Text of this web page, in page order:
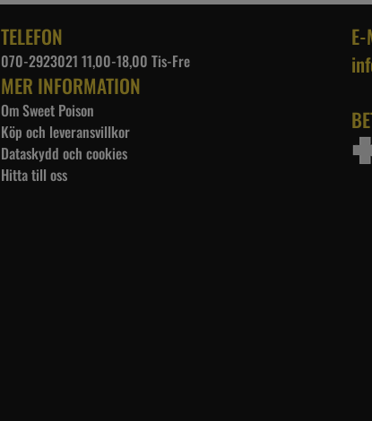
TELEFON
070-2923021 11,00-18,00 Tis-Fre
MER INFORMATION
Om Sweet Poison
Köp och leveransvillkor
Dataskydd och cookies
Hitta till oss